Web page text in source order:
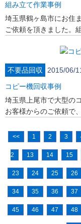
組み立て作業事例
埼玉県鶴ヶ島市にお住
ご依頼を頂きました。
不要品回収
2015/06/
コピー機回収事例
埼玉県上尾市で大型の
お客様からのご依頼で
<< 1 2 3
2 13 14 15
23 24 25 26
34 35 36 37
45 46 47 48